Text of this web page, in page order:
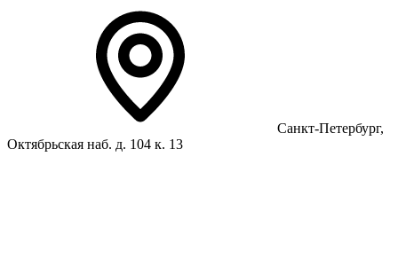
Санкт-Петербург,
Октябрьская наб. д. 104 к. 13